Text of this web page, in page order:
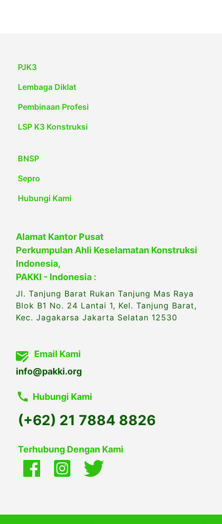
PJK3
Lembaga Diklat
Pembinaan Profesi
LSP K3 Konstruksi
BNSP
Sepro
Hubungi Kami
Alamat Kantor Pusat
Perkumpulan Ahli Keselamatan Konstruksi
Indonesia,
PAKKI - Indonesia :
Jl. Tanjung Barat Rukan Tanjung Mas Raya
Blok B1 No. 24 Lantai 1, Kel. Tanjung Barat,
Kec. Jagakarsa Jakarta Selatan 12530
Email Kami
info@pakki.org
Hubungi Kami
(+62) 21 7884 8826
Terhubung Dengan Kami